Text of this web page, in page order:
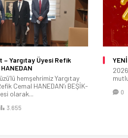
YILINIZ KUTLU OLSUN!
size ve sevdiklerinize sağlık
ve huzur getirsin. Yeni...
0 438